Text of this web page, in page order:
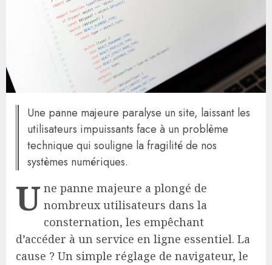
Une panne majeure paralyse un site, laissant les
utilisateurs impuissants face à un problème
technique qui souligne la fragilité de nos
systèmes numériques.
U ne panne majeure a plongé de
nombreux utilisateurs dans la
consternation, les empêchant
d’accéder à un service en ligne essentiel. La
cause ? Un simple réglage de navigateur, le